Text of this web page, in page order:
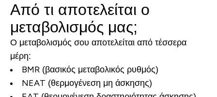
Από τι αποτελείται ο
μεταβολισμός μας;
Ο μεταβολισμός σου αποτελείται από τέσσερα
μέρη:
BMR (βασικός μεταβολικός ρυθμός)
NEAT (θερμογένεση μη άσκησης)